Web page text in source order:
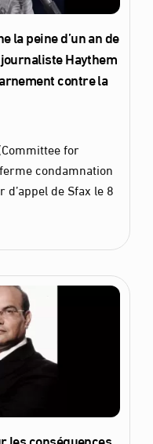
la peine d’un an de
Haythem
contre la
for
condamnation
de Sfax le 8